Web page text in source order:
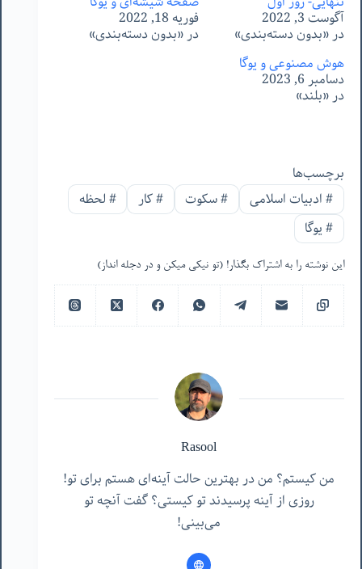
آگوست 3, 2022
در «بدون دسته‌بندی»
فوریه 18, 2022
در «بدون دسته‌بندی»
هوش مصنوعی و یوگا
دسامبر 6, 2023
در «بلند»
برچسب‌ها
#ادبیات اسلامی #سکوت #کار #لحظه
#یوگا
این نوشته را به اشتراک بگذار! (تو نیکی میکن و در دجله انداز)
Rasool
من کیستم؟ من در بهترین حالت آینه‌ای هستم برای تو!
روزی از آینه پرسیدند تو کیستی؟ گفت آنچه تو
می‌بینی!